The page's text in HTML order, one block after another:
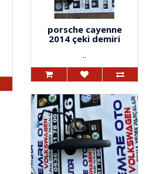
porsche cayenne
2014 çeki demiri
..